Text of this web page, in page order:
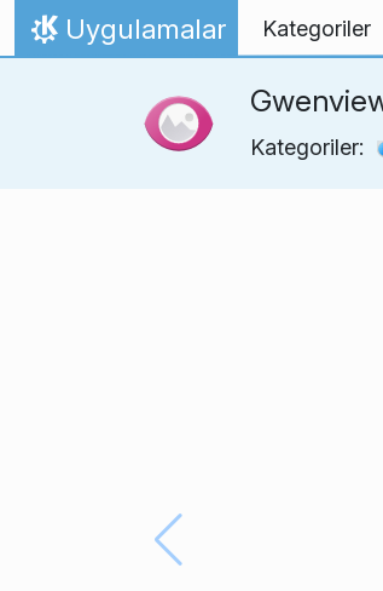
İçeriğe atla
Ana Sayfa
Uygulamalar Kategoriler
Kategoriler: